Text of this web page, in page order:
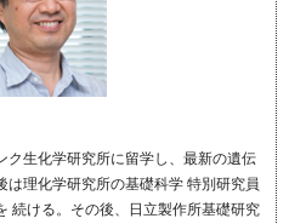
ク生化学研究所に留学し、最新の遺伝
は理化学研究所の基礎科学 特別研究員
続ける。その後、日立製作所基礎研究